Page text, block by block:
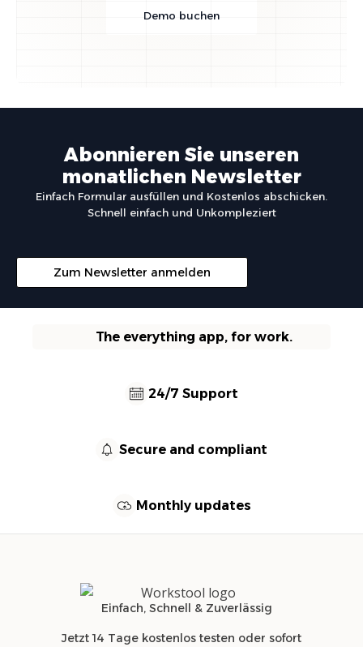
Demo buchen
Abonnieren Sie unseren
monatlichen Newsletter
Einfach Formular ausfüllen und Kostenlos abschicken.
Schnell einfach und Unkompleziert
Zum Newsletter anmelden
The everything app, for work.
24/7 Support
Secure and compliant
Monthly updates
Einfach, Schnell & Zuverlässig
Jetzt 14 Tage kostenlos testen oder sofort